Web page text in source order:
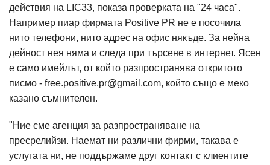
действия на LIC33, показа проверката на "24 часа".
Например пиар фирмата Positive PR не е посочила
нито телефони, нито адрес на офис някъде. За нейна
дейност нея няма и следа при търсене в интернет. Ясен
е само имейлът, от който разпространява откритото
писмо - free.positive.pr@gmail.com, който също е меко
казано съмнителен.
"Ние сме агенция за разпространяване на
пресрелийзи. Наемат ни различни фирми, такава е
услугата ни, не поддържаме друг контакт с клиентите